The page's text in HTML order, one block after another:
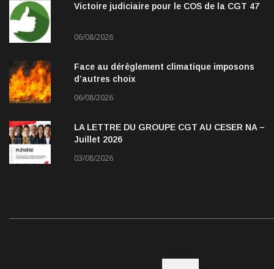
Victoire judiciaire pour le COS de la CGT 47
06/08/2026
Face au dérèglement climatique imposons
d’autres choix
06/08/2026
LA LETTRE DU GROUPE CGT AU CESER NA –
Juillet 2026
03/08/2026